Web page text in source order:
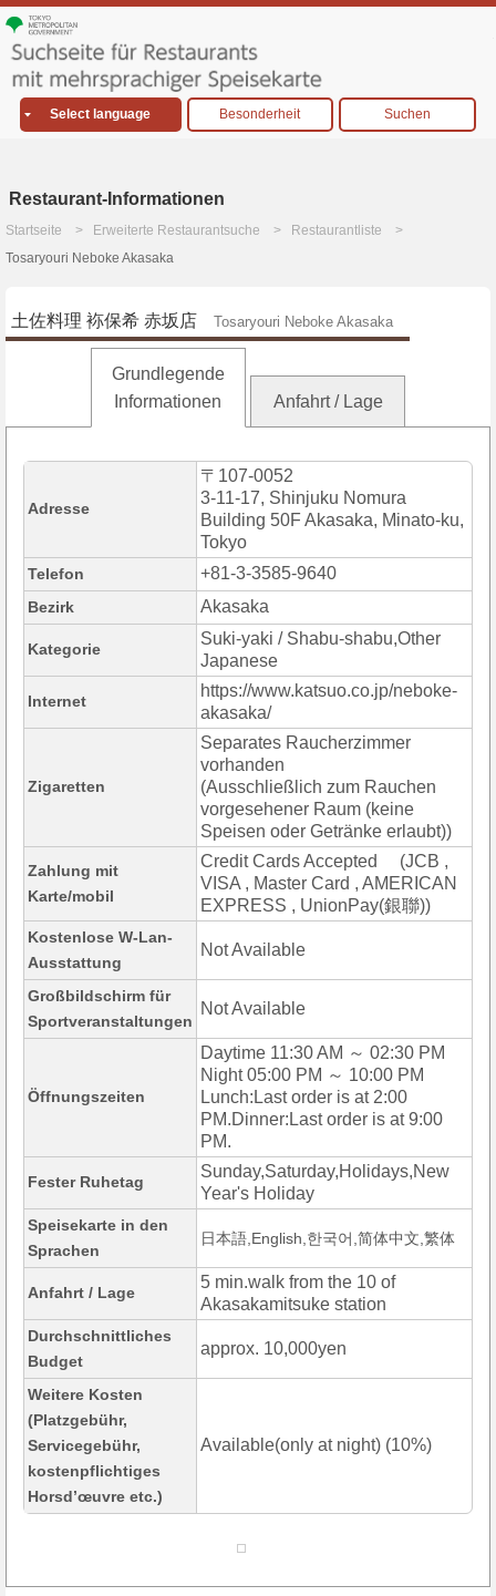
Select language Besonderheit Suchen
Restaurant-Informationen
Startseite Erweiterte Restaurantsuche
Restaurantliste
Tosaryouri Neboke Akasaka
土佐料理 袮保希 赤坂店 Tosaryouri Neboke Akasaka
Grundlegende
Informationen
Anfahrt / Lage
Adresse
〒107-0052
3-11-17, Shinjuku Nomura
Building 50F Akasaka, Minato-ku,
Tokyo
Telefon +81-3-3585-9640
Bezirk Akasaka
Kategorie
Suki-yaki / Shabu-shabu,Other
Japanese
Internet
https://www.katsuo.co.jp/neboke-
akasaka/
Zigaretten
Separates Raucherzimmer
vorhanden
(Ausschließlich zum Rauchen
vorgesehener Raum (keine
Speisen oder Getränke erlaubt))
Zahlung mit
Karte/mobil
Credit Cards Accepted (JCB ,
VISA , Master Card , AMERICAN
EXPRESS , UnionPay(銀聯))
Kostenlose W-Lan-
Ausstattung
Not Available
Großbildschirm für
Sportveranstaltungen
Not Available
Öffnungszeiten
Daytime 11:30 AM ～ 02:30 PM
Night 05:00 PM ～ 10:00 PM
Lunch:Last order is at 2:00
PM.Dinner:Last order is at 9:00
PM.
Fester Ruhetag
Sunday,Saturday,Holidays,New
Year's Holiday
Speisekarte in den
Sprachen
日本語,English,한국어,简体中文,繁体
Anfahrt / Lage
5 min.walk from the 10 of
Akasakamitsuke station
Durchschnittliches
Budget
approx. 10,000yen
Weitere Kosten
(Platzgebühr,
Servicegebühr,
kostenpflichtiges
Horsd’œuvre etc.)
Available(only at night) (10%)